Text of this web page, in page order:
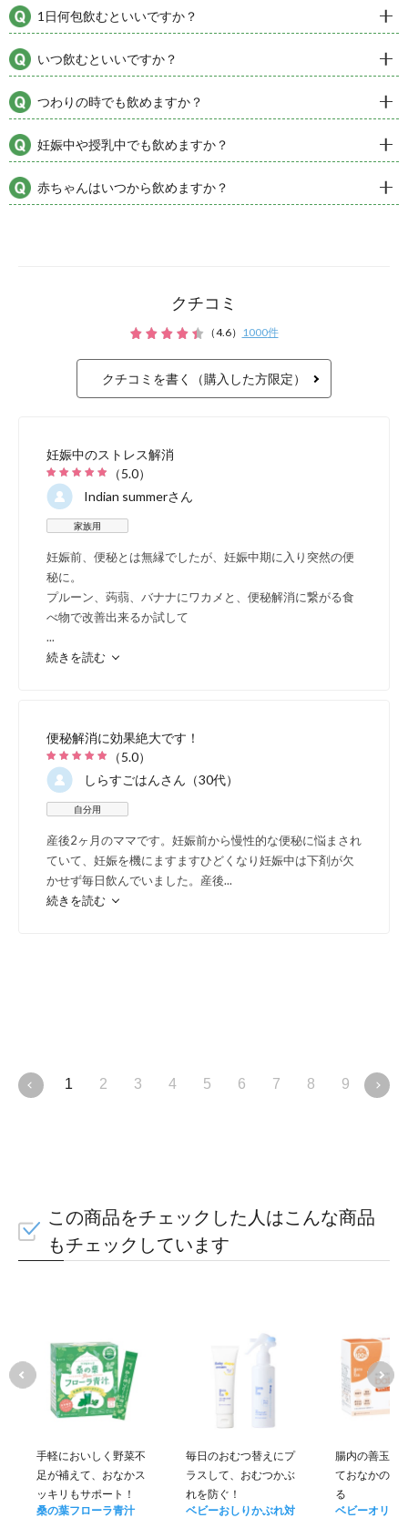
ストレス、過激な運動、紫外
過剰化すると「体のサビ」と
などさまざまな不調につながり
®』は、桑の葉＋3つのバラン
によって、過剰な活性酸素に
不調や病
クチコミ
（4.6） 1000件
クチコミを書く（購入した方限定）
妊娠中のストレス解消
（5.0）
Indian summerさん
家族用
妊娠前、便秘とは無縁でしたが、妊娠中期に入り突然の便
秘に。
プルーン、蒟蒻、バナナにワカメと、便秘解消に繋がる食
べ物で改善出来るか試して
...
続きを読む
便秘解消に効果絶大です！
（5.0）
しらすごはんさん（30代）
自分用
産後2ヶ月のママです。妊娠前から慢性的な便秘に悩まされ
ていて、妊娠を機にますますひどくなり妊娠中は下剤が欠
かせず毎日飲んでいました。産後...
続きを読む
1 2 3 4 5 6 7 8 9 10
この商品をチェックした人はこんな商品
もチェックしています
手軽においしく野菜不
足が補えて、おなかス
ッキリもサポート！
桑の葉フローラ青汁
毎日のおむつ替えにプ
ラスして、おむつかぶ
れを防ぐ！
ベビーおしりかぶれ対
腸内の善玉菌
ておなかの調
る
ベビーオリゴ